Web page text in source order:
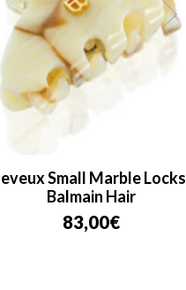
Locks of Gold –